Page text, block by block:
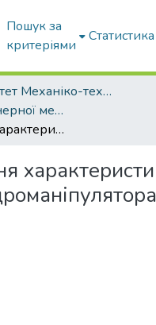
Пошук за
критеріями
Статистика
Факультет Механіко-технологічний
Кафедра Інженерної механіки та комп'ютерного проектування
Дослідження характеристик привода гідроманіпулятора